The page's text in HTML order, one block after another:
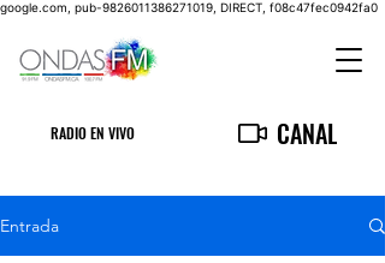
google.com, pub-9826011386271019, DIRECT, f08c47fec0942fa0
RADIO EN VIVO CANAL
Entrada